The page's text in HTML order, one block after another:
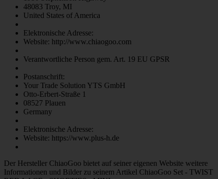
48083 Troy, MI
United States of America
Elektronische Adresse:
Website: http://www.chiaogoo.com
Verantwortliche Person gem. Art. 19 EU GPSR
Postanschrift:
Your Trade Solution YTS GmbH
Otto-Erbert-Straße 1
08527 Plauen
Germany
Elektronische Adresse:
Website: https://www.plus-h.de
Der Hersteller ChiaoGoo bietet auf seiner eigenen Website weitere
Informationen und Bilder zu seinem Artikel ChiaoGoo Set - TWIST